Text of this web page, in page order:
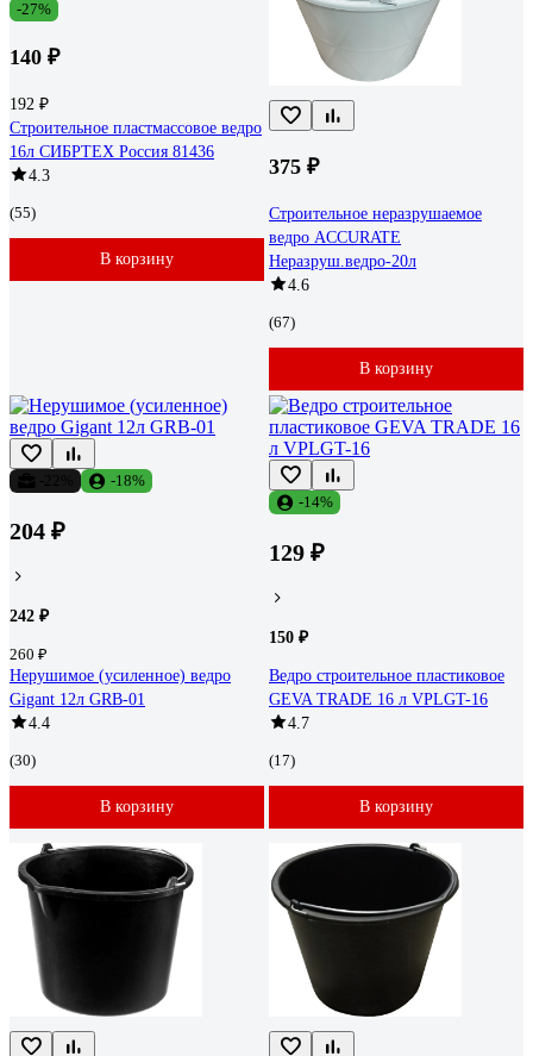
-27%
140 ₽
192 ₽
Строительное пластмассовое ведро
16л СИБРТЕХ Россия 81436
4.3
(55)
В корзину
375 ₽
Строительное неразрушаемое
ведро ACCURATE
Неразруш.ведро-20л
4.6
(67)
В корзину
-18%
204 ₽
242 ₽
260 ₽
Нерушимое (усиленное) ведро
Gigant 12л GRB-01
4.4
(30)
В корзину
-14%
129 ₽
150 ₽
Ведро строительное пластиковое
GEVA TRADE 16 л VPLGT-16
4.7
(17)
В корзину